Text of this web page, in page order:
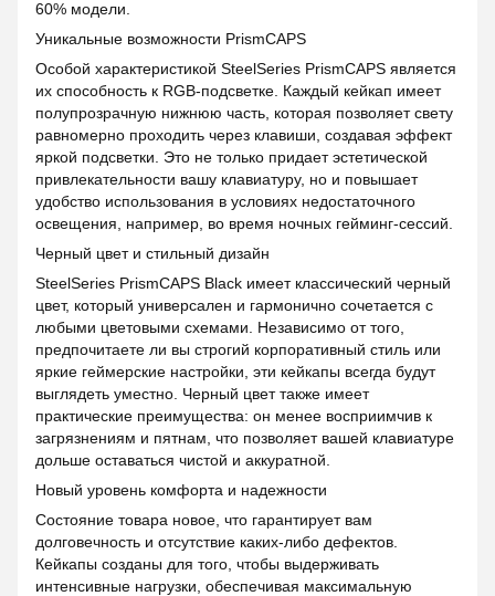
60% модели.
Уникальные возможности PrismCAPS
Особой характеристикой SteelSeries PrismCAPS является
их способность к RGB-подсветке. Каждый кейкап имеет
полупрозрачную нижнюю часть, которая позволяет свету
равномерно проходить через клавиши, создавая эффект
яркой подсветки. Это не только придает эстетической
привлекательности вашу клавиатуру, но и повышает
удобство использования в условиях недостаточного
освещения, например, во время ночных гейминг-сессий.
Черный цвет и стильный дизайн
SteelSeries PrismCAPS Black имеет классический черный
цвет, который универсален и гармонично сочетается с
любыми цветовыми схемами. Независимо от того,
предпочитаете ли вы строгий корпоративный стиль или
яркие геймерские настройки, эти кейкапы всегда будут
выглядеть уместно. Черный цвет также имеет
практические преимущества: он менее восприимчив к
загрязнениям и пятнам, что позволяет вашей клавиатуре
дольше оставаться чистой и аккуратной.
Новый уровень комфорта и надежности
Состояние товара новое, что гарантирует вам
долговечность и отсутствие каких-либо дефектов.
Кейкапы созданы для того, чтобы выдерживать
интенсивные нагрузки, обеспечивая максимальную